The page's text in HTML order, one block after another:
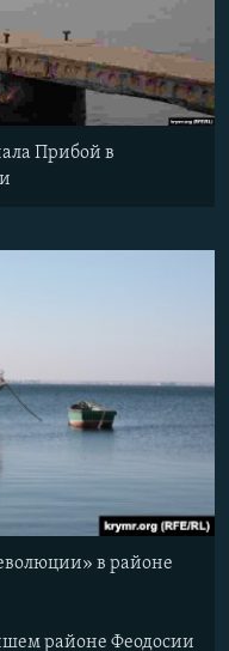
Прибой в
в районе
районе Феодосии